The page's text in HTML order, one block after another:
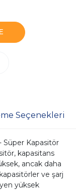
Seçenekleri
Süper Kapasitör
kapasitans
ancak daha
ve şarj
yüksek